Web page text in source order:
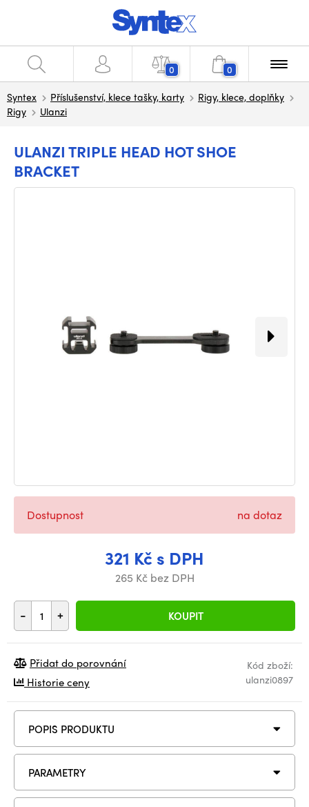
0 0
Syntex Příslušenství, klece tašky, karty
Rigy, klece, doplňky
Rigy
Ulanzi
ULANZI TRIPLE HEAD HOT SHOE
BRACKET
321 Kč s DPH
265 Kč bez DPH
- + KOUPIT
Dostupnost na dotaz
Kód zboží:
ulanzi0897
Přidat do porovnání
Historie ceny
POPIS PRODUKTU
PARAMETRY